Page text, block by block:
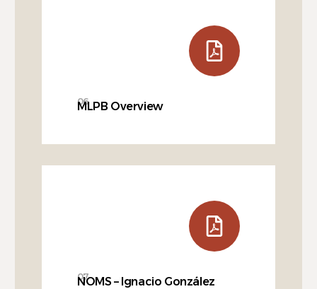
06
MLPB Overview
07
NOMS – Ignacio González